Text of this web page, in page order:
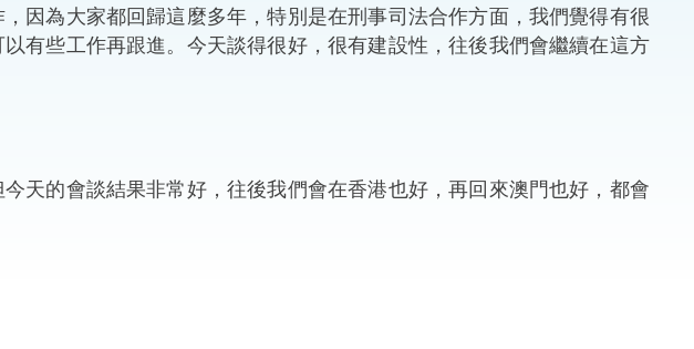
相互
因為大家都回歸這麼多年，特別是在刑事司法合作方面，我們覺得有很
有些工作再跟進。今天談得很好，很有建設性，往後我們會繼續在這方
天的會談結果非常好，往後我們會在香港也好，再回來澳門也好，都會